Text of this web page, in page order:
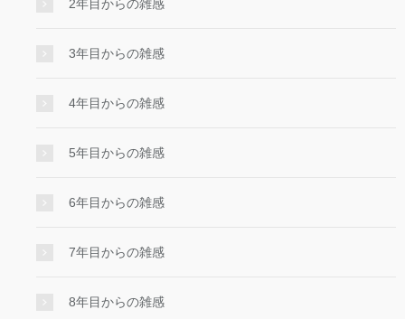
2年目からの雑感
3年目からの雑感
4年目からの雑感
5年目からの雑感
6年目からの雑感
7年目からの雑感
8年目からの雑感